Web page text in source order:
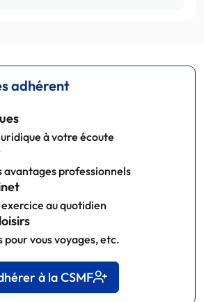
adhérent
à votre écoute
avantages professionnels
au quotidien
pour vous voyages, etc.
à la CSMF